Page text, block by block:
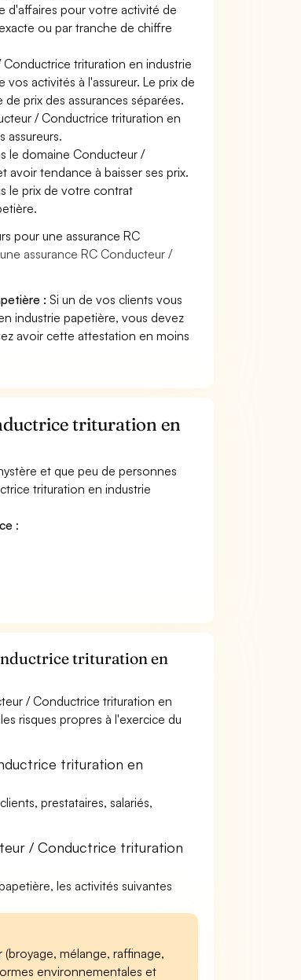
d'affaires pour votre activité de
ou par tranche de chiffre
trituration en industrie
activités à l'assureur. Le prix de
prix des assurances séparées.
/ Conductrice trituration en
assureurs.
le domaine Conducteur /
avoir tendance à baisser ses prix.
le prix de votre contrat
pour une assurance RC
assurance RC Conducteur /
: Si un de vos clients vous
industrie papetière, vous devez
avoir cette attestation en moins
trituration en
et que peu de personnes
trituration en industrie
:
trituration en
/ Conductrice trituration en
risques propres à l'exercice du
trituration en
prestataires, salariés,
/ Conductrice trituration
les activités suivantes
mélange, raffinage,
environnementales et